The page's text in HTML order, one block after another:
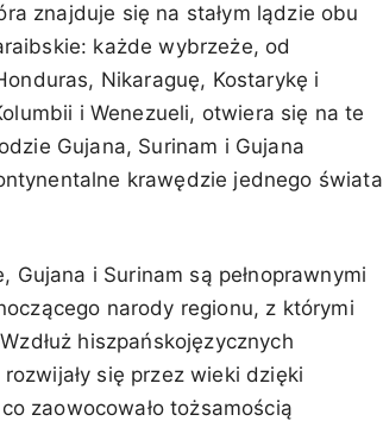
znajduje się na stałym lądzie obu
każde wybrzeże, od
Nikaraguę, Kostarykę i
i Wenezueli, otwiera się na te
Gujana, Surinam i Gujana
krawędzie jednego świata
Gujana i Surinam są pełnoprawnymi
narody regionu, z którymi
hiszpańskojęzycznych
się przez wieki dzięki
zaowocowało tożsamością